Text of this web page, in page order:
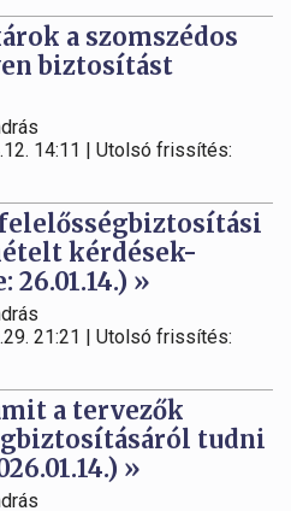
a szomszédos
biztosítást
14:11 | Utolsó frissítés:
kérdések-
»
21:21 | Utolsó frissítés:
a tervezők
tudni
»